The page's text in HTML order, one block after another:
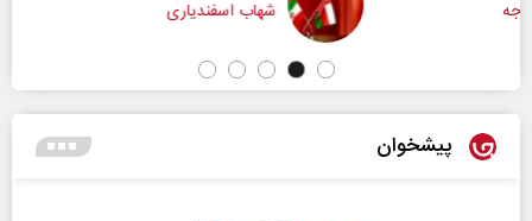
شهاب اسفندیاری
پیشخوان